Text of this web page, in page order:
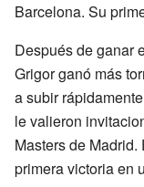
Barcelona. Su
Después de ganar
Grigor ganó más
a subir
le valieron
Masters de
primera victoria en